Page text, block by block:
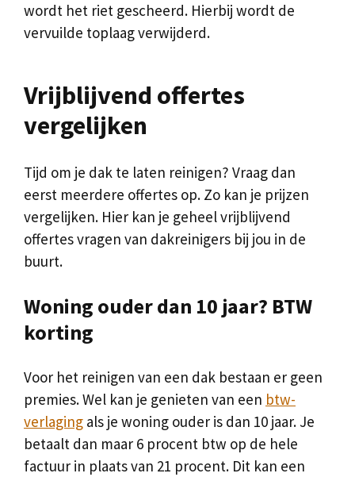
wordt het riet gescheerd. Hierbij wordt de
vervuilde toplaag verwijderd.
Vrijblijvend offertes
vergelijken
Tijd om je dak te laten reinigen? Vraag dan
eerst meerdere offertes op. Zo kan je prijzen
vergelijken. Hier kan je geheel vrijblijvend
offertes vragen van dakreinigers bij jou in de
buurt.
Woning ouder dan 10 jaar? BTW
korting
Voor het reinigen van een dak bestaan er geen
premies. Wel kan je genieten van een btw-
verlaging als je woning ouder is dan 10 jaar. Je
betaalt dan maar 6 procent btw op de hele
factuur in plaats van 21 procent. Dit kan een